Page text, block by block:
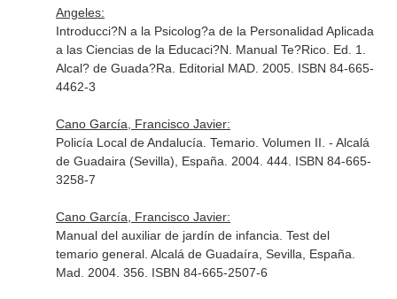
Angeles:
Introducci?N a la Psicolog?a de la Personalidad Aplicada
a las Ciencias de la Educaci?N. Manual Te?Rico. Ed. 1.
Alcal? de Guada?Ra. Editorial MAD. 2005. ISBN 84-665-
4462-3
Cano García, Francisco Javier:
Policía Local de Andalucía. Temario. Volumen II. - Alcalá
de Guadaira (Sevilla), España. 2004. 444. ISBN 84-665-
3258-7
Cano García, Francisco Javier:
Manual del auxiliar de jardín de infancia. Test del
temario general. Alcalá de Guadaíra, Sevilla, España.
Mad. 2004. 356. ISBN 84-665-2507-6